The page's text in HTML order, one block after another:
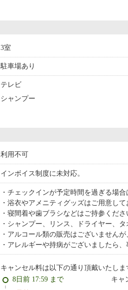
3室
駐車場あり
テレビ
シャンプー
利用不可
インボイス制度に未対応。
チェックインが予定時間を過ぎる場合
浴衣やアメニティグッズはご用意して
寝間着や歯ブラシなどはご持参くださ
シャンプー、リンス、ドライヤー、タ
アルコール類の販売はございませんが
アレルギーや持病がございましたら、
キャンセル料は以下の通り頂戴いたしま
8日前 17:59 まで
キャ